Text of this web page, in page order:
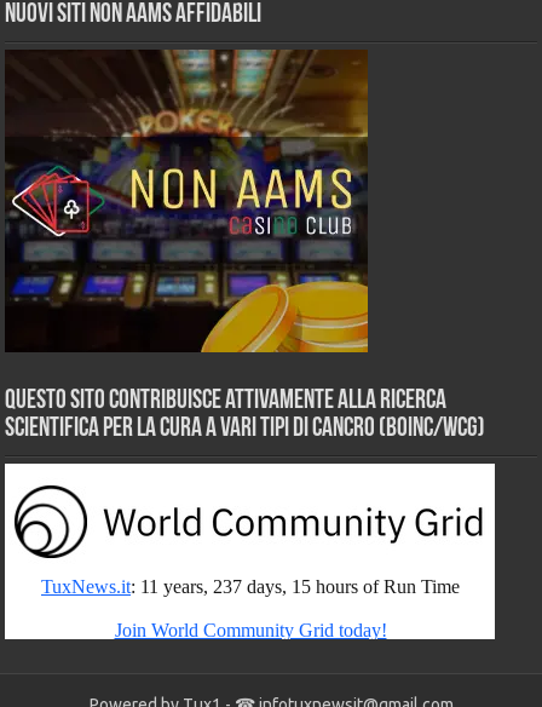
Nuovi siti non AAMS affidabili
Questo sito contribuisce attivamente alla ricerca
scientifica per la cura a vari tipi di Cancro (BOINC/WCG)